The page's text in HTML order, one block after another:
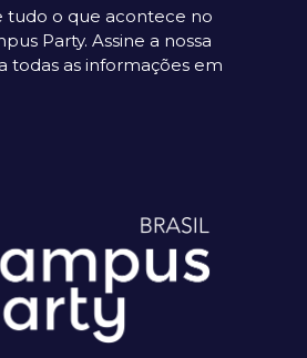
tudo o que acontece no
Party. Assine a nossa
todas as informações em